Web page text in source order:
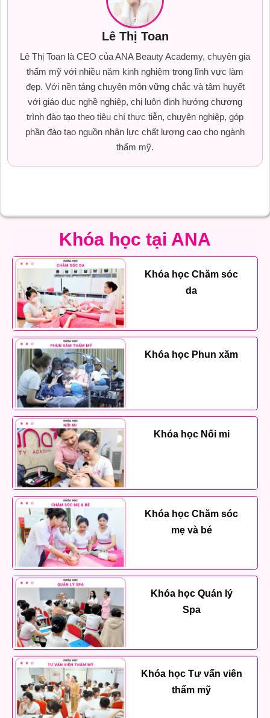
Lê Thị Toan
Lê Thị Toan là CEO của ANA Beauty Academy, chuyên gia
thẩm mỹ với nhiều năm kinh nghiệm trong lĩnh vực làm
đẹp. Với nền tảng chuyên môn vững chắc và tâm huyết
với giáo dục nghề nghiệp, chị luôn định hướng chương
trình đào tạo theo tiêu chí thực tiễn, chuyên nghiệp, góp
phần đào tạo nguồn nhân lực chất lượng cao cho ngành
thẩm mỹ.
Khóa học tại ANA
Khóa học Chăm sóc
da
Khóa học Phun xăm
Khóa học Nối mi
Khóa học Chăm sóc
mẹ và bé
Khóa học Quán lý
Spa
Khóa học Tư vấn viên
thẩm mỹ